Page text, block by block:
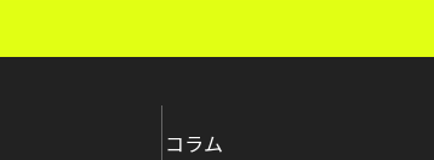
コラム